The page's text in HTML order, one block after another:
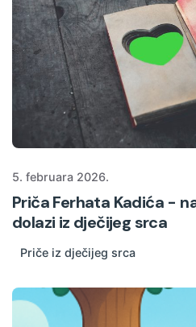
5. februara 2026.
Priča Ferhata Kadića -
dolazi iz dječijeg srca
Priče iz dječijeg srca